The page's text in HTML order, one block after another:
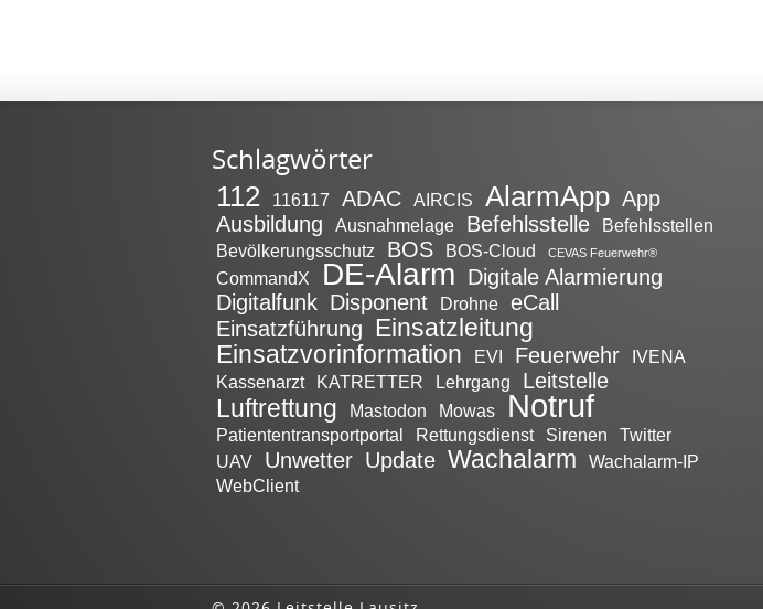
Schlagwörter
112 116117 ADAC AIRCIS AlarmApp App
Ausbildung
Ausnahmelage Befehlsstelle
Befehlsstellen
Bevölkerungsschutz
BOS BOS-Cloud CEVAS Feuerwehr®
CommandX DE-Alarm Digitale Alarmierung
Digitalfunk Disponent Drohne
eCall
Einsatzführung
Einsatzleitung
Einsatzvorinformation
EVI Feuerwehr
IVENA
Kassenarzt
KATRETTER Lehrgang Leitstelle
Luftrettung Mastodon Mowas Notruf
Patiententransportportal Rettungsdienst Sirenen
Twitter
UAV
Unwetter Update Wachalarm
Wachalarm-IP
WebClient